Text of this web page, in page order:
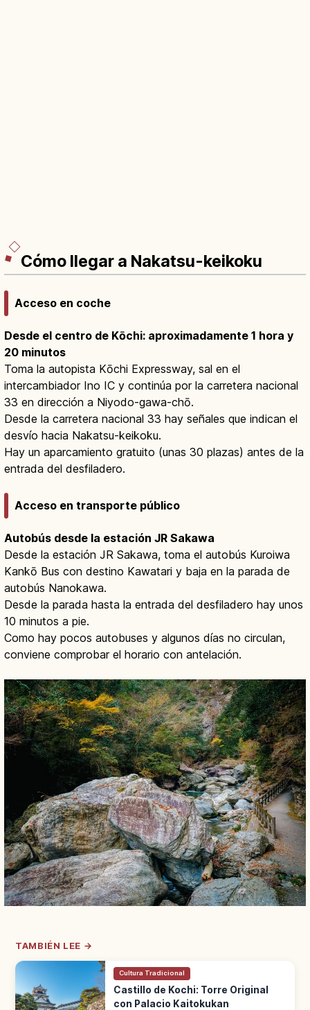
Cómo llegar a Nakatsu-keikoku
Acceso en coche
Desde el centro de Kōchi: aproximadamente 1 hora y
20 minutos
Toma la autopista Kōchi Expressway, sal en el
intercambiador Ino IC y continúa por la carretera nacional
33 en dirección a Niyodo-gawa-chō.
Desde la carretera nacional 33 hay señales que indican el
desvío hacia Nakatsu-keikoku.
Hay un aparcamiento gratuito (unas 30 plazas) antes de la
entrada del desfiladero.
Acceso en transporte público
Autobús desde la estación JR Sakawa
Desde la estación JR Sakawa, toma el autobús Kuroiwa
Kankō Bus con destino Kawatari y baja en la parada de
autobús Nanokawa.
Desde la parada hasta la entrada del desfiladero hay unos
10 minutos a pie.
Como hay pocos autobuses y algunos días no circulan,
conviene comprobar el horario con antelación.
TAMBIÉN LEE →
Cultura Tradicional
Castillo de Kochi: Torre Original
con Palacio Kaitokukan